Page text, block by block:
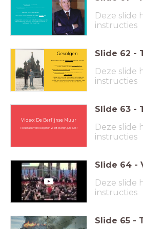
Glasnost : openheid
Perestrojka: economische hervormingen
Bezuinigen op militaire activiteiten: minder
wapens, minder soldaten.
Dus ook minder Sovjet-soldatenbuiten de
Sovjet-Unie
Vergeet dit ook niet: wat betreft Gorbatsjov is de
wapenwedloop voorbij. De Sovjet-Unie doet in
ieder geval niet meer mee.
Deze slide
instructies
Gevolgen
Gorbatsjov wil eenbetere relatiehebben met de
Westerse landen
Verschillende, belangrijkeontmoetingen
tussen Reagan en de Gorbatsjov
Eenzijdige ontwapeningvan de Sovjet-Unie
Terugtrekking van de Sovjet-troepen uit
Afghanistan
Vergeet dit ook niet: Gorbatsjov wil graag dat
zijn ideeën ook in andere communistische
landen van Oost-Europa worden ingevoerd. Deze
landen willen, kunnen en durven dit niet.
Slide 62 -
Deze slide
instructies
Video: De Berlijnse Muur
Toespraak van Reagan in West-Berlijn, juni 1987
Slide 63 -
Deze slide
instructies
Slide 64 -
Deze slide
instructies
Slide 65 -